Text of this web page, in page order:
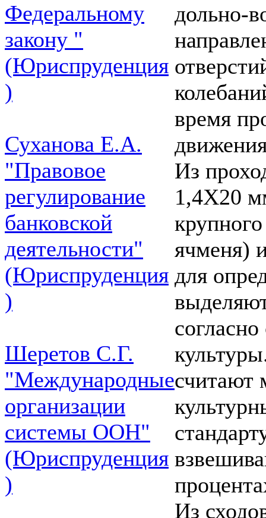
Федеральному
закону "
(Юриспруденция
)
Суханова Е.А.
"Правовое
регулирование
банковской
деятельности"
(Юриспруденция
)
Шеретов С.Г.
"Международные
организации
системы ООН"
(Юриспруденция
)
дольно-
время
Из
1,4X20
ячменя)
для
считают
Из